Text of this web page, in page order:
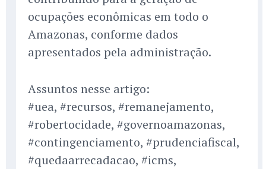
ocupações econômicas em todo o
Amazonas, conforme dados
apresentados pela administração.
Assuntos nesse artigo:
#uea, #recursos, #remanejamento,
#robertocidade, #governoamazonas,
#contingenciamento, #prudenciafiscal,
#quedaarrecadacao, #icms,